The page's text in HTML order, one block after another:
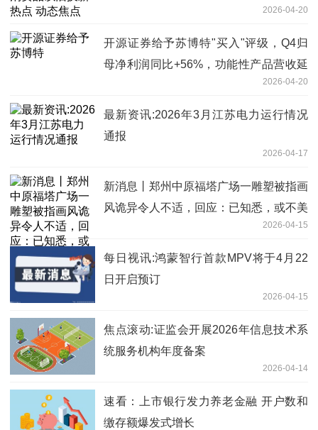
2026-04-20
开源证券给予苏博特"买入"评级，Q4归
母净利润同比+56%，功能性产品营收延
2026-04-20
最新资讯:2026年3月江苏电力运行情况
通报
2026-04-17
新消息丨郑州中原福塔广场一雕塑被指画
风诡异令人不适，回应：已知悉，或不美
2026-04-15
每日视讯:鸿蒙智行首款MPV将于4月22
日开启预订
2026-04-15
焦点滚动:证监会开展2026年信息技术系
统服务机构年度备案
2026-04-14
速看：上市银行发力养老金融 开户数和
缴存额爆发式增长